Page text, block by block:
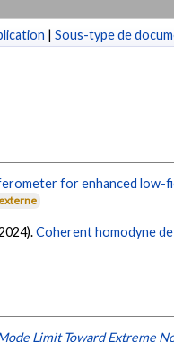
| Sous-type de
for enhanced low-
Coherent homodyne
Limit Toward Extreme